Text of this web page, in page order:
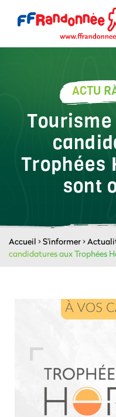
ACTU
Trophées
sont
Accueil >S'informer>
candidatures aux Trophées